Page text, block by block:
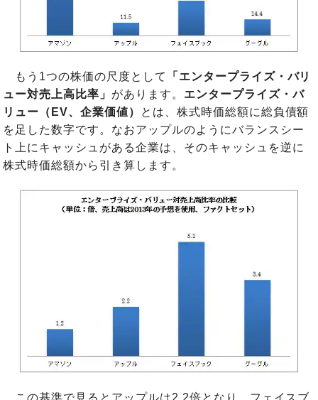
もう1つの株価の尺度として
「エンタープライズ・バリ
ュー対売上高比率」 があります。 エンタープライズ・バ
リュー（EV、企業価値）
とは、株式時価総額に総負債額
を足した数字です。なおアップルのようにバランスシー
ト上にキャッシュがある企業は、そのキャッシュを逆に
株式時価総額から引き算します。
この基準で見るとアップルは2.2倍となり、フェイスブ